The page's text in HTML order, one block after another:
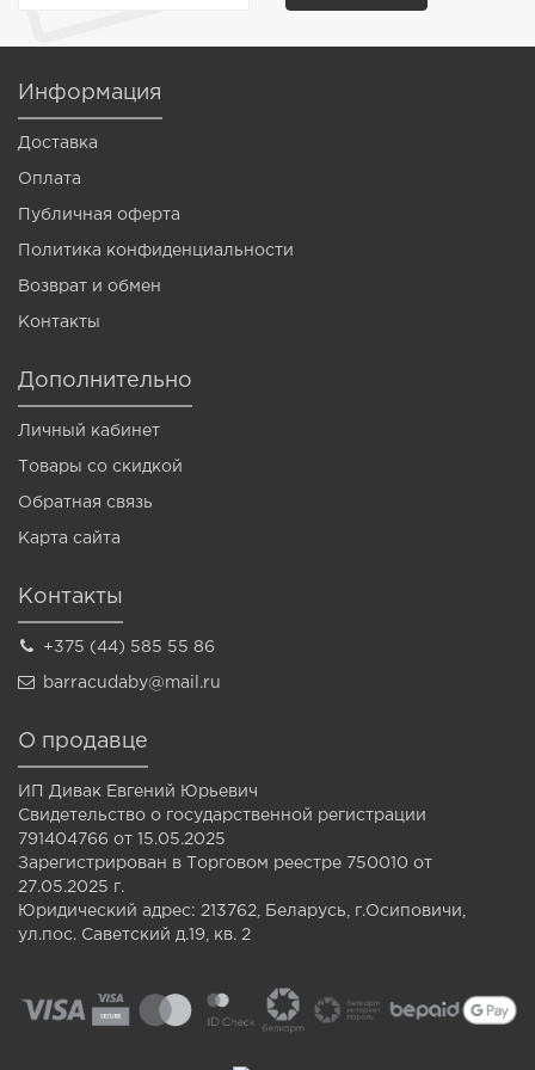
Информация
Доставка
Оплата
Публичная оферта
Политика конфиденциальности
Возврат и обмен
Контакты
Дополнительно
Личный кабинет
Товары со скидкой
Обратная связь
Карта сайта
Контакты
+375 (44) 585 55 86
barracudaby@mail.ru
О продавце
ИП Дивак Евгений Юрьевич
Свидетельство о государственной регистрации
791404766 от 15.05.2025
Зарегистрирован в Торговом реестре 750010 от
27.05.2025 г.
Юридический адрес: 213762, Беларусь, г.Осиповичи,
ул.пос. Саветский д.19, кв. 2